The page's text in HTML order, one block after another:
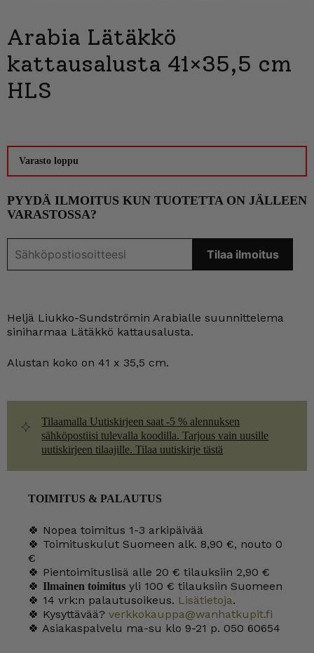
Arabia Lätäkkö
kattausalusta 41×35,5 cm
HLS
Varasto loppu
PYYDÄ ILMOITUS KUN TUOTETTA ON JÄLLEEN
VARASTOSSA?
Heljä Liukko-Sundströmin Arabialle suunnittelema
siniharmaa Lätäkkö kattausalusta.
Alustan koko on 41 x 35,5 cm.
Tilaamalla Uutiskirjeen saat -5 % alennuksen
sähköpostiisi tulevalla koodilla. Tarjous vain uusille
uutiskirjeen tilaajille. Tilaa uutiskirje tästä
TOIMITUS & PALAUTUS
🍀 Nopea toimitus 1-3 arkipäivää
🍀 Toimituskulut Suomeen alk. 8,90 €, nouto 0
€
🍀 Pientoimituslisä alle 20 € tilauksiin 2,90 €
🍀 Ilmainen toimitus yli 100 € tilauksiin Suomeen
🍀 14 vrk:n palautusoikeus. Lisätietoja.
🍀 Kysyttävää? verkkokauppa@wanhatkupit.fi
🍀 Asiakaspalvelu ma-su klo 9-21 p. 050 60654